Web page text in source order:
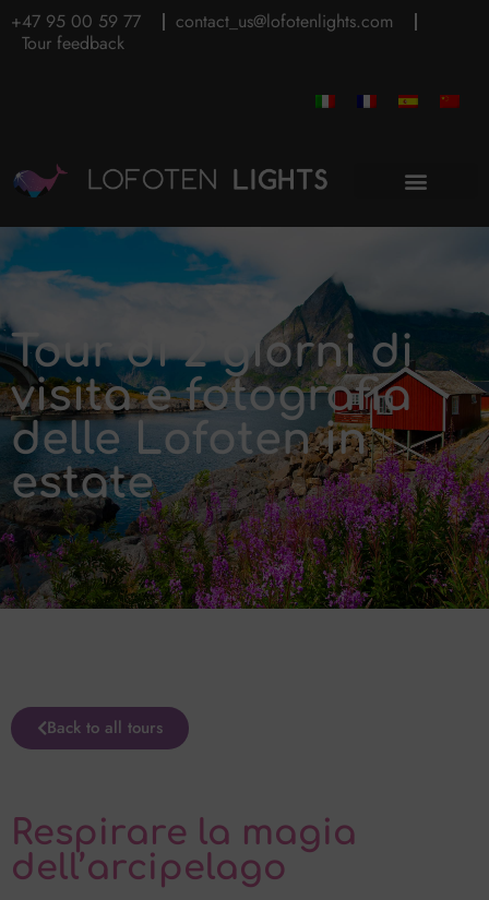
+47 95 00 59 77
contact_us@lofotenlights.com
Tour feedback
Tour di 2 giorni di
visita e fotografia
delle Lofoten in
estate
Back to all tours
Respirare la magia
dell’arcipelago